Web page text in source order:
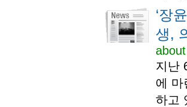
‘장
생,
지난
에 마
하고